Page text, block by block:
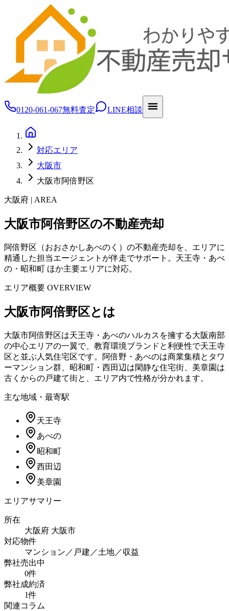
0120-061-067無料査定 LINE相談
対応エリア
大阪市
大阪市阿倍野区
大阪府 | AREA
大阪市阿倍野区の不動産売却
阿倍野区（おおさかしあべのく）の不動産売却を、エリアに
精通した担当エージェントが伴走でサポート。天王寺・あべ
の・昭和町 ほか主要エリアに対応。
エリア概要 OVERVIEW
大阪市阿倍野区とは
大阪市阿倍野区は天王寺・あべのハルカスを擁する大阪南部
の中心エリアの一翼で、教育環境ブランドと利便性で天王寺
区と並ぶ人気住宅区です。阿倍野・あべのは商業集積とタワ
ーマンション群、昭和町・西田辺は閑静な住宅街、美章園は
古くからの戸建て街と、エリア内で性格が分かれます。
主な地域・最寄駅
天王寺
あべの
昭和町
西田辺
美章園
エリアサマリー
所在
大阪府 大阪市
対応物件
マンション／戸建／土地／収益
弊社売出中
0件
弊社成約済
1件
関連コラム